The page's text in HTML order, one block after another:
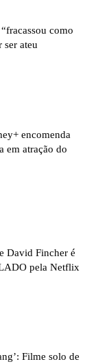
como
ser ateu
encomenda
em atração do
David Fincher é
pela Netflix
Filme solo de